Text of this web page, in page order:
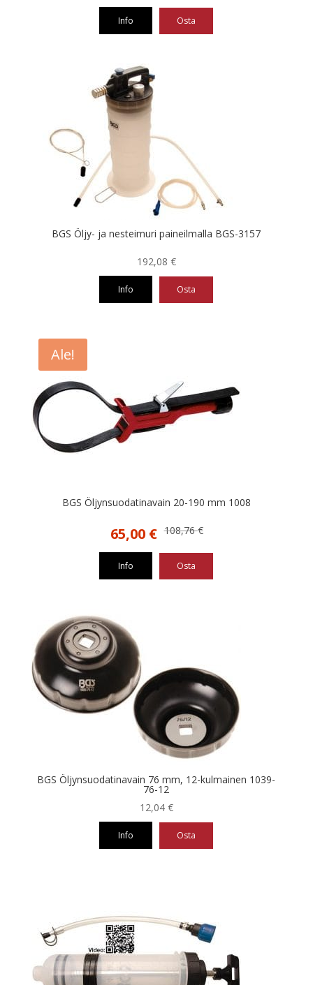
Info Osta
BGS Öljy- ja nesteimuri paineilmalla BGS-3157
192,08 €
Info Osta
Ale!
BGS Öljynsuodatinavain 20-190 mm 1008
108,76€
Alkuperäinen
108,76 €.
65,00 €Nykyinen
65,00 €.
Info Osta
BGS Öljynsuodatinavain 76 mm, 12-kulmainen 1039-
76-12
12,04 €
Info Osta